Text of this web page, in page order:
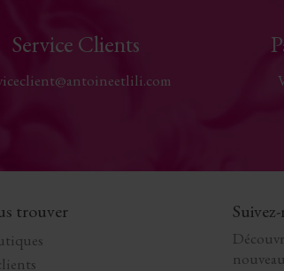
Service Clients
trouver